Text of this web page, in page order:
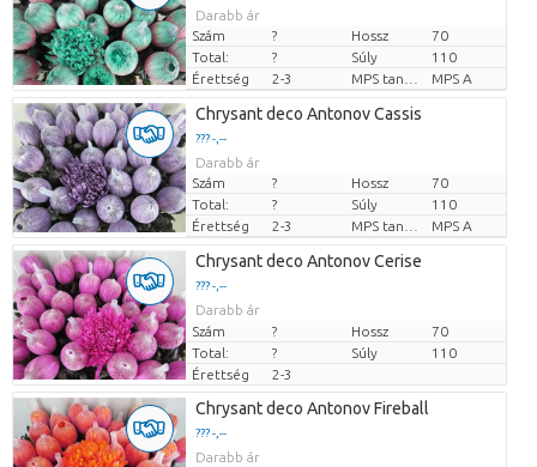
Darabb ár
Szám
? Hossz
70
Total:
? Súly
110
Érettség
2-3 MPS A
Chrysant deco Antonov Cassis
??? -,--
Darabb ár
Szám
? Hossz
70
Total:
? Súly
110
Érettség
2-3 MPS A
Chrysant deco Antonov Cerise
??? -,--
Darabb ár
Szám
? Hossz
70
Total:
? Súly
110
Érettség
2-3
Chrysant deco Antonov Fireball
??? -,--
Darabb ár